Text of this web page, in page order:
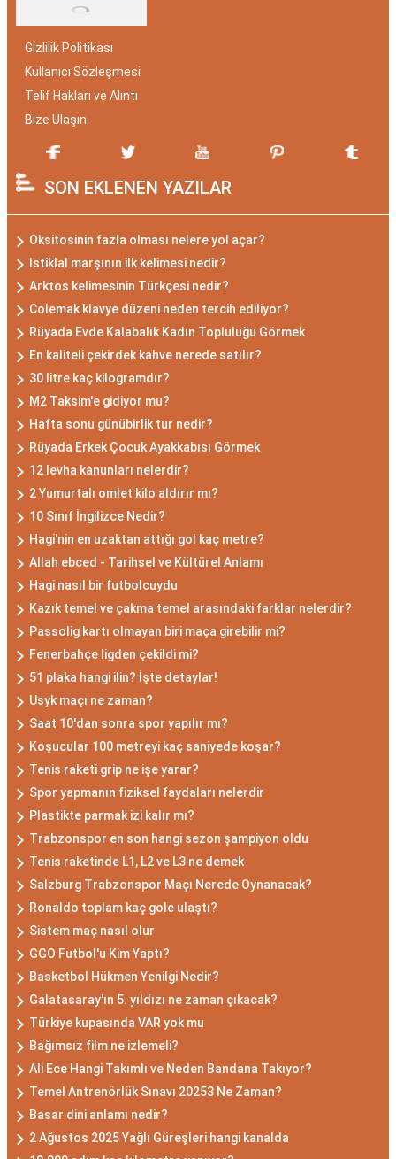
Gizlilik Politikası
Kullanıcı Sözleşmesi
Telif Hakları ve Alıntı
Bize Ulaşın
SON EKLENEN YAZILAR
Oksitosinin fazla olması nelere yol açar?
Istiklal marşının ilk kelimesi nedir?
Arktos kelimesinin Türkçesi nedir?
Colemak klavye düzeni neden tercih ediliyor?
Rüyada Evde Kalabalık Kadın Topluluğu Görmek
En kaliteli çekirdek kahve nerede satılır?
30 litre kaç kilogramdır?
M2 Taksim'e gidiyor mu?
Hafta sonu günübirlik tur nedir?
Rüyada Erkek Çocuk Ayakkabısı Görmek
12 levha kanunları nelerdir?
2 Yumurtalı omlet kilo aldırır mı?
10 Sınıf İngilizce Nedir?
Hagi'nin en uzaktan attığı gol kaç metre?
Allah ebced - Tarihsel ve Kültürel Anlamı
Hagi nasıl bir futbolcuydu
Kazık temel ve çakma temel arasındaki farklar nelerdir?
Passolig kartı olmayan biri maça girebilir mi?
Fenerbahçe ligden çekildi mi?
51 plaka hangi ilin? İşte detaylar!
Usyk maçı ne zaman?
Saat 10'dan sonra spor yapılır mı?
Koşucular 100 metreyi kaç saniyede koşar?
Tenis raketi grip ne işe yarar?
Spor yapmanın fiziksel faydaları nelerdir
Plastikte parmak izi kalır mı?
Trabzonspor en son hangi sezon şampiyon oldu
Tenis raketinde L1, L2 ve L3 ne demek
Salzburg Trabzonspor Maçı Nerede Oynanacak?
Ronaldo toplam kaç gole ulaştı?
Sistem maç nasıl olur
GGO Futbol'u Kim Yaptı?
Basketbol Hükmen Yenilgi Nedir?
Galatasaray'ın 5. yıldızı ne zaman çıkacak?
Türkiye kupasında VAR yok mu
Bağımsız film ne izlemeli?
Ali Ece Hangi Takımlı ve Neden Bandana Takıyor?
Temel Antrenörlük Sınavı 20253 Ne Zaman?
Basar dini anlamı nedir?
2 Ağustos 2025 Yağlı Güreşleri hangi kanalda